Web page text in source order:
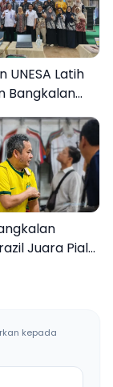
UNESA Latih
Bangkalan
Juara Piala
kepada